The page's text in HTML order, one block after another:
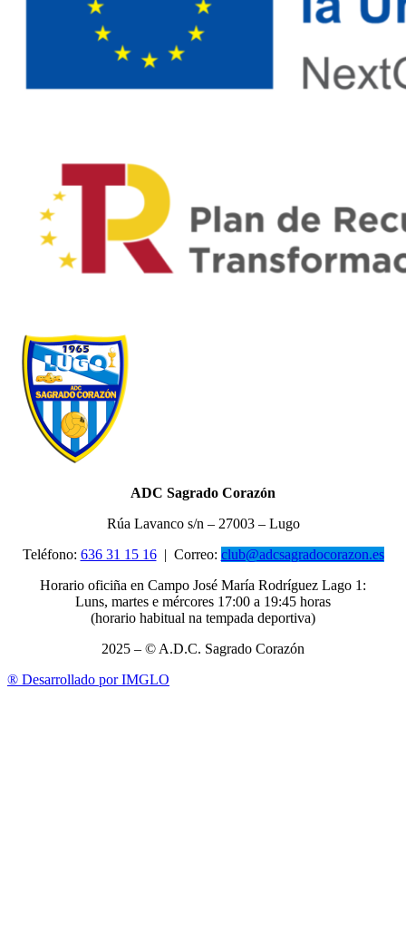
ADC Sagrado Corazón
Rúa Lavanco s/n – 27003 – Lugo
Teléfono: 636 31 15 16| Correo: club@adcsagradocorazon.es
Horario oficiña en Campo José María Rodríguez Lago 1:
Luns, martes e mércores 17:00 a 19:45 horas
(horario habitual na tempada deportiva)
2025 – © A.D.C. Sagrado Corazón
® Desarrollado por IMGLO